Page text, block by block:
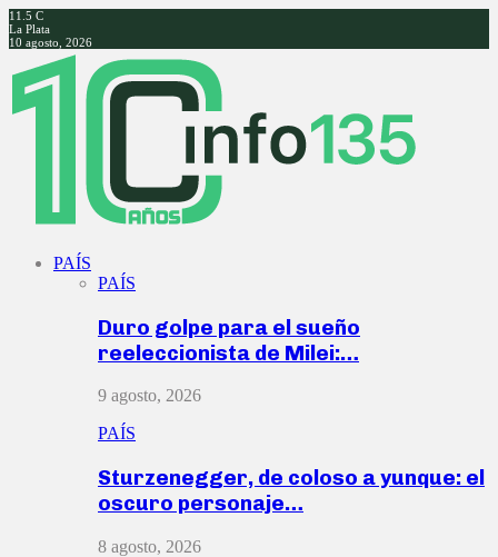
11.5 C
La Plata
10 agosto, 2026
Facebook
Twitter
Instagram
Youtube
PAÍS
PAÍS
Duro golpe para el sueño
reeleccionista de Milei:…
9 agosto, 2026
PAÍS
Sturzenegger, de coloso a yunque: el
oscuro personaje…
8 agosto, 2026